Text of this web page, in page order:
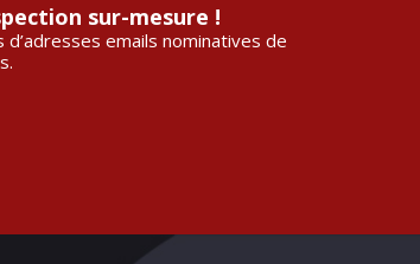
sur-mesure !
emails nominatives de